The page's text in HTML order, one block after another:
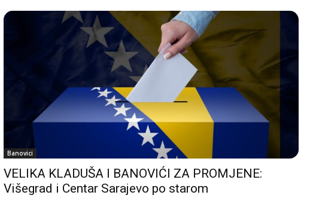
Banovici
VELIKA KLADUŠA I BANOVIĆI ZA PROMJENE:
Višegrad i Centar Sarajevo po starom